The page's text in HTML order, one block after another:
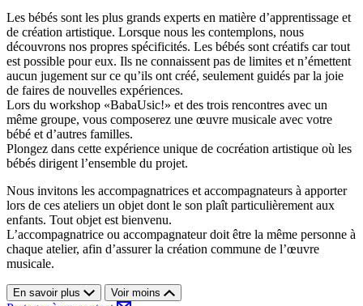
Les bébés sont les plus grands experts en matière d’apprentissage et
de création artistique. Lorsque nous les contemplons, nous
découvrons nos propres spécificités. Les bébés sont créatifs car tout
est possible pour eux. Ils ne connaissent pas de limites et n’émettent
aucun jugement sur ce qu’ils ont créé, seulement guidés par la joie
de faires de nouvelles expériences.
Lors du workshop «BabaUsic!» et des trois rencontres avec un
même groupe, vous composerez une œuvre musicale avec votre
bébé et d’autres familles.
Plongez dans cette expérience unique de cocréation artistique où les
bébés dirigent l’ensemble du projet.
Nous invitons les accompagnatrices et accompagnateurs à apporter
lors de ces ateliers un objet dont le son plaît particulièrement aux
enfants. Tout objet est bienvenu.
L’accompagnatrice ou accompagnateur doit être la même personne à
chaque atelier, afin d’assurer la création commune de l’œuvre
musicale.
En savoir plus Voir moins